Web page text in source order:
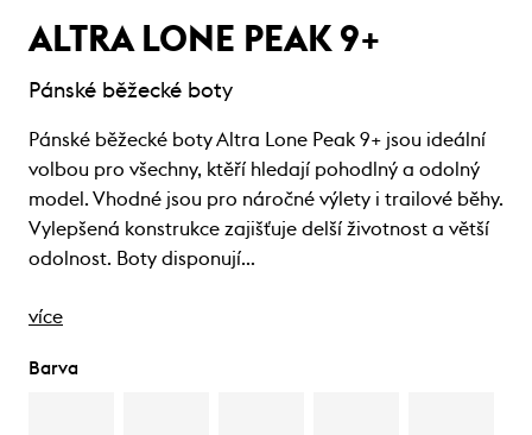
ALTRA LONE PEAK 9+
Pánské běžecké boty
Pánské běžecké boty Altra Lone Peak 9+ jsou ideální
volbou pro všechny, ktěří hledají pohodlný a odolný
model. Vhodné jsou pro náročné výlety i trailové běhy.
Vylepšená konstrukce zajišťuje delší životnost a větší
odolnost. Boty disponují…
více
Barva